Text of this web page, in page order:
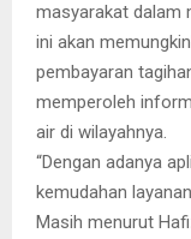
masyarakat dalam
ini akan
pembayaran
memperoleh
air di wilayahnya.
“Dengan adanya
kemudahan
Masih menurut